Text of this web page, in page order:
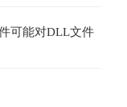
可能对DLL文件